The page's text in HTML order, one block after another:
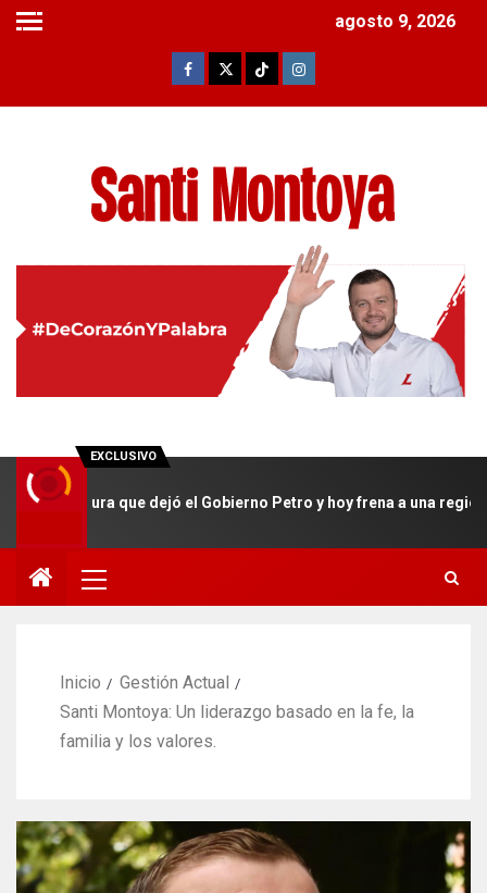
agosto 9, 2026
EXCLUSIVO
que dejó el Gobierno Petro y hoy frena a una región
Inicio
Gestión Actual
Santi Montoya: Un liderazgo basado en la fe, la
familia y los valores.